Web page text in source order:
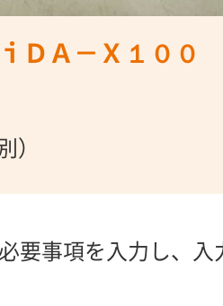
ＤＡ－Ｘ１００
）
要事項を入力し、